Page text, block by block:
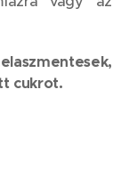
cukrot.